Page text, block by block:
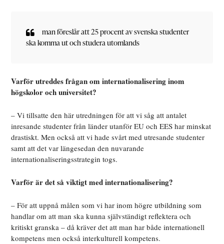
man föreslår att 25 procent av svenska studenter
ska komma ut och studera utomlands
Varför utreddes frågan om internationalisering inom
högskolor och universitet?
– Vi tillsatte den här utredningen för att vi såg att antalet
inresande studenter från länder utanför EU och EES har minskat
drastiskt. Men också att vi hade svårt med utresande studenter
samt att det var längesedan den nuvarande
internationaliseringsstrategin togs.
Varför är det så viktigt med internationalisering?
– För att uppnå målen som vi har inom högre utbildning som
handlar om att man ska kunna självständigt reflektera och
kritiskt granska – då kräver det att man har både internationell
kompetens men också interkulturell kompetens.